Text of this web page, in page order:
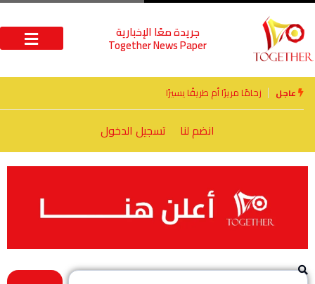
جريدة معًا الإخبارية
Together News Paper
عاجل الأخوة الأعداء وحتمًا لابد من لقاء
انضم لنا تسجيل الدخول